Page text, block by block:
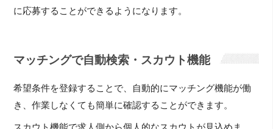
に応募することができるようになります。
マッチングで自動検索・スカウト機能
希望条件を登録することで、自動的にマッチング機能が働
き、作業しなくても簡単に確認することができます。
スカウト機能で求人側から個人的なスカウトが見込めま